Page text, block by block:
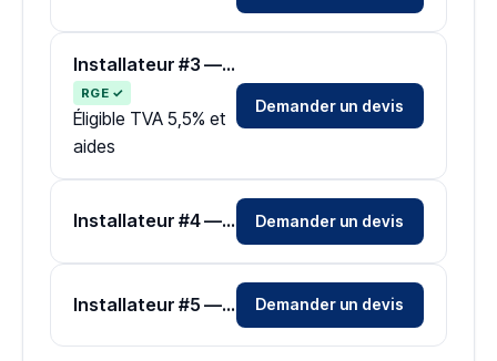
Installateur #3 — Zone Pyrénées-Orientales
RGE ✓
Éligible TVA 5,5% et
aides
Demander un devis
Installateur #4 — Zone Pyrénées-Orientales Demander un devis
Installateur #5 — Zone Pyrénées-Orientales Demander un devis